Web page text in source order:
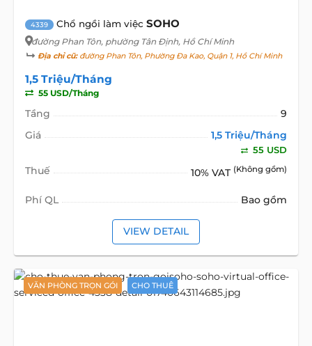
4339 Chổ ngồi làm việc SOHO
đường Phan Tôn, phường Tân Định, Hồ Chí Minh
Địa chỉ cũ:đường Phan Tôn, Phường Đa Kao, Quận 1, Hồ Chí Minh
1,5 Triệu/Tháng
55 USD/Tháng
Tầng
9
Giá
1,5 Triệu/Tháng
55 USD
Thuế 10% VAT (Không gồm)
Phí QL Bao gồm
VIEW DETAIL
VĂN PHÒNG TRỌN GÓI CHO THUÊ